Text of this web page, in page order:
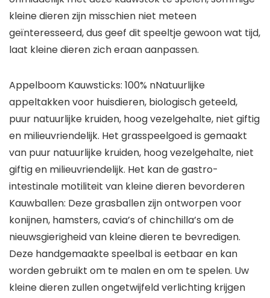
kleine dieren zijn misschien niet meteen
geïnteresseerd, dus geef dit speeltje gewoon wat tijd,
laat kleine dieren zich eraan aanpassen.
Appelboom Kauwsticks: 100% nNatuurlijke
appeltakken voor huisdieren, biologisch geteeld,
puur natuurlijke kruiden, hoog vezelgehalte, niet giftig
en milieuvriendelijk. Het grasspeelgoed is gemaakt
van puur natuurlijke kruiden, hoog vezelgehalte, niet
giftig en milieuvriendelijk. Het kan de gastro-
intestinale motiliteit van kleine dieren bevorderen
Kauwballen: Deze grasballen zijn ontworpen voor
konijnen, hamsters, cavia’s of chinchilla’s om de
nieuwsgierigheid van kleine dieren te bevredigen.
Deze handgemaakte speelbal is eetbaar en kan
worden gebruikt om te malen en om te spelen. Uw
kleine dieren zullen ongetwijfeld verlichting krijgen